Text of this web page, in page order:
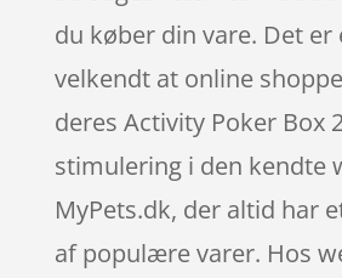
du køber din vare. Det
velkendt at online
deres Activity Poker Box
stimulering i den kendte
MyPets.dk, der altid har
af populære varer. Hos